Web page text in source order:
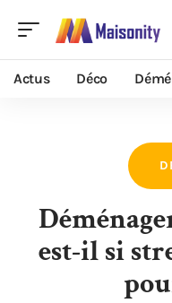
Actus Déco
est-il si